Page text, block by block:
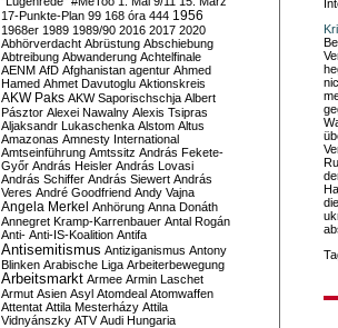
17-Punkte-Plan 99 168 óra 444 1956
1968er 1989 1989/90 2016 2017 2020
Abhörverdacht Abrüstung Abschiebung
Abtreibung Abwanderung Achtelfinale
AENM AfD Afghanistan agentur Ahmed
Hamed Ahmet Davutoglu Aktionskreis
AKW Paks AKW Saporischschja Albert
Pásztor Alexei Nawalny Alexis Tsipras
Aljaksandr Lukaschenka Alstom Altus
Amazonas Amnesty International
Amtseinführung Amtssitz András Fekete-
Győr András Heisler András Lovasi
András Schiffer András Siewert András
Veres André Goodfriend Andy Vajna
Angela Merkel Anhörung Anna Donáth
Annegret Kramp-Karrenbauer Antal Rogán
Anti- Anti-IS-Koalition Antifa
Antisemitismus Antiziganismus Antony
Blinken Arabische Liga Arbeiterbewegung
Arbeitsmarkt Armee Armin Laschet
Armut Asien Asyl Atomdeal Atomwaffen
Attentat Attila Mesterházy Attila
Vidnyánszky ATV Audi Hungaria